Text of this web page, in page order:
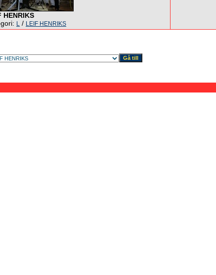
HENRIKS
L / LEIF HENRIKS